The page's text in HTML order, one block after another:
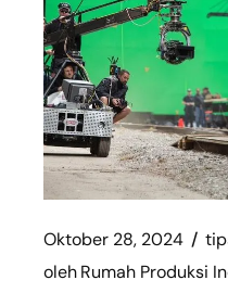
Oktober 28, 2024
olehRumah Produksi